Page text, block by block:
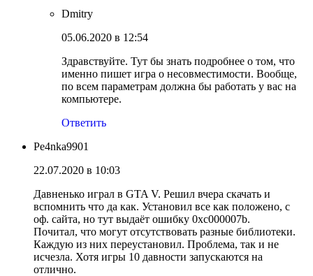
Dmitry
05.06.2020 в 12:54
Здравствуйте. Тут бы знать подробнее о том, что
именно пишет игра о несовместимости. Вообще,
по всем параметрам должна бы работать у вас на
компьютере.
Ответить
Pe4nka9901
22.07.2020 в 10:03
Давненько играл в GTA V. Решил вчера скачать и
вспомнить что да как. Установил все как положено, с
оф. сайта, но тут выдаёт ошибку 0xc000007b.
Почитал, что могут отсутствовать разные библиотеки.
Каждую из них переустановил. Проблема, так и не
исчезла. Хотя игры 10 давности запускаются на
отлично.